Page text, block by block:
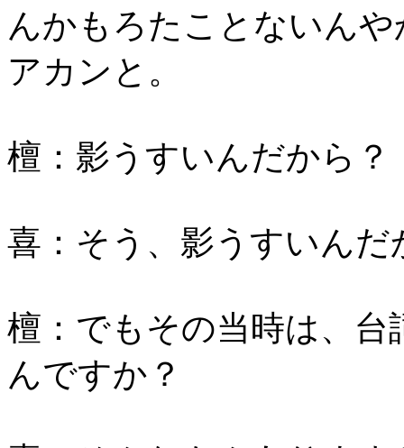
んかもろたことないん
アカンと。
檀：影うすいんだから？
喜：そう、影うすいん
檀：でもその当時は、
んですか？